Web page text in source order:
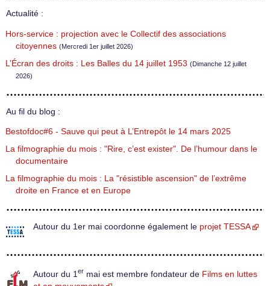
Actualité :
Hors-service : projection avec le Collectif des associations
citoyennes (Mercredi 1er juillet 2026)
L’Écran des droits : Les Balles du 14 juillet 1953 (Dimanche 12 juillet
2026)
Au fil du blog :
Bestofdoc#6 - Sauve qui peut à L’Entrepôt le 14 mars 2025
La filmographie du mois : "Rire, c’est exister". De l’humour dans le
documentaire
La filmographie du mois : La "résistible ascension" de l’extrême
droite en France et en Europe
Autour du 1er mai coordonne également le projet TESSA
Autour du 1er mai est membre fondateur de Films en luttes